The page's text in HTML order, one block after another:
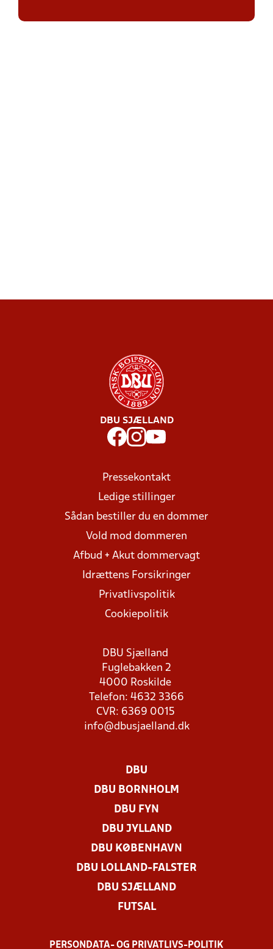
DBU SJÆLLAND
Pressekontakt
Ledige stillinger
Sådan bestiller du en dommer
Vold mod dommeren
Afbud + Akut dommervagt
Idrættens Forsikringer
Privatlivspolitik
Cookiepolitik
DBU Sjælland
Fuglebakken 2
4000 Roskilde
Telefon: 4632 3366
CVR: 6369 0015
info@dbusjaelland.dk
DBU
DBU BORNHOLM
DBU FYN
DBU JYLLAND
DBU KØBENHAVN
DBU LOLLAND-FALSTER
DBU SJÆLLAND
FUTSAL
PERSONDATA- OG PRIVATLIVS-POLITIK